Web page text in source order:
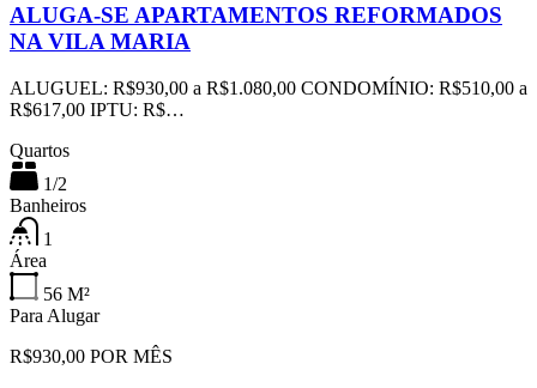
ALUGA-SE APARTAMENTOS REFORMADOS
NA VILA MARIA
ALUGUEL: R$930,00 a R$1.080,00 CONDOMÍNIO: R$510,00 a
R$617,00 IPTU: R$…
Quartos
1/2
Banheiros
1
Área
56 M²
Para Alugar
R$930,00 POR MÊS